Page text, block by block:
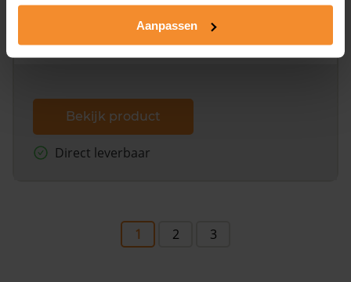
Aanpassen
Een uitgebreid overzicht van het perceel en
omliggende percelen met de kadastrale erfgrenzen,
Bekijk product
Direct leverbaar
1 2 3